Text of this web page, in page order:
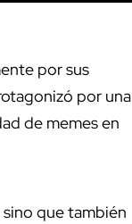
por sus
por una
de memes en
que también